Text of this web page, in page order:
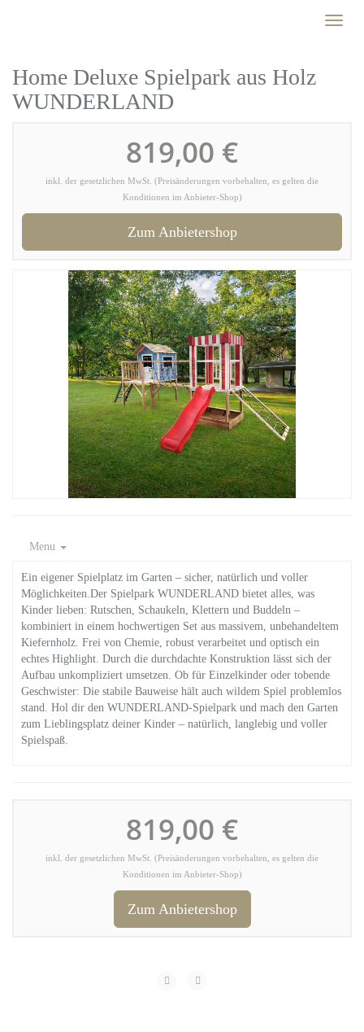
Toggle
Home Deluxe Spielpark aus Holz
WUNDERLAND
819,00 €
inkl. der gesetzlichen MwSt. (Preisänderungen vorbehalten, es gelten die
Konditionen im Anbieter-Shop)
Zum Anbietershop
Menu
Ein eigener Spielplatz im Garten – sicher, natürlich und voller
Möglichkeiten.Der Spielpark WUNDERLAND bietet alles, was
Kinder lieben: Rutschen, Schaukeln, Klettern und Buddeln –
kombiniert in einem hochwertigen Set aus massivem, unbehandeltem
Kiefernholz. Frei von Chemie, robust verarbeitet und optisch ein
echtes Highlight. Durch die durchdachte Konstruktion lässt sich der
Aufbau unkompliziert umsetzen. Ob für Einzelkinder oder tobende
Geschwister: Die stabile Bauweise hält auch wildem Spiel problemlos
stand. Hol dir den WUNDERLAND-Spielpark und mach den Garten
zum Lieblingsplatz deiner Kinder – natürlich, langlebig und voller
Spielspaß.
819,00 €
inkl. der gesetzlichen MwSt. (Preisänderungen vorbehalten, es gelten die
Konditionen im Anbieter-Shop)
Zum Anbietershop